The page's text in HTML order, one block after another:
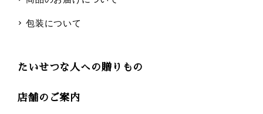
包装について
たいせつな人への贈りもの
店舗のご案内